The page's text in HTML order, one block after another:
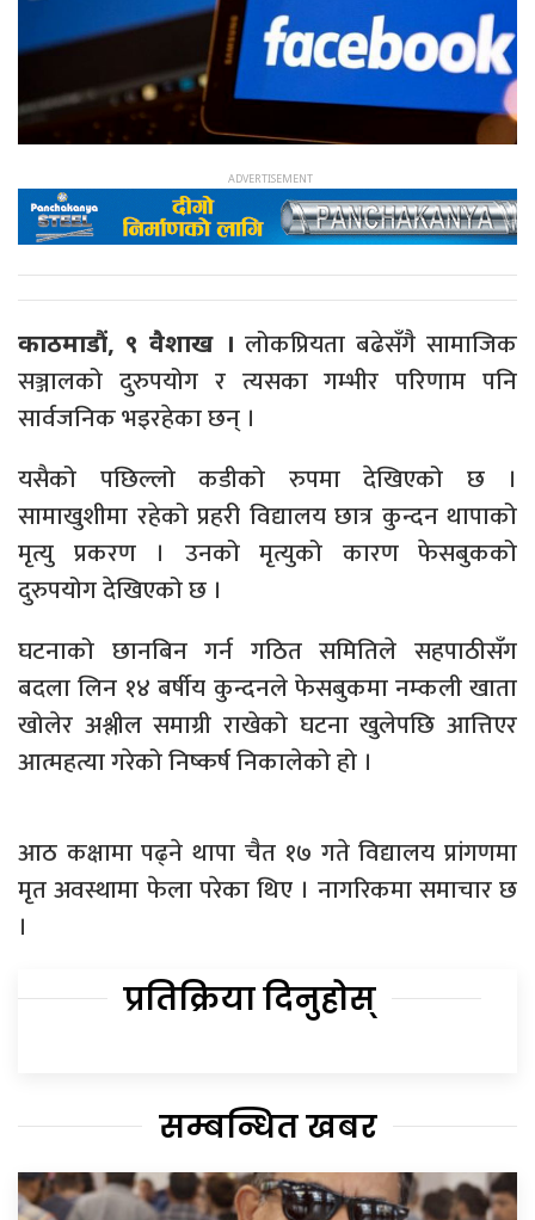
काठमाडौं, ९ वैशाख । लोकप्रियता बढेसँगै सामाजिक
सञ्जालको दुरुपयोग र त्यसका गम्भीर परिणाम पनि
सार्वजनिक भइरहेका छन् ।
यसैको पछिल्लो कडीको रुपमा देखिएको छ ।
सामाखुशीमा रहेको प्रहरी विद्यालय छात्र कुन्दन थापाको
मृत्यु प्रकरण । उनको मृत्युको कारण फेसबुकको
दुरुपयोग देखिएको छ ।
घटनाको छानबिन गर्न गठित समितिले सहपाठीसँग
बदला लिन १४ बर्षीय कुन्दनले फेसबुकमा नम्कली खाता
खोलेर अश्लील समाग्री राखेको घटना खुलेपछि आत्तिएर
आत्महत्या गरेको निष्कर्ष निकालेको हो ।
आठ कक्षामा पढ्ने थापा चैत १७ गते विद्यालय प्रांगणमा
मृत अवस्थामा फेला परेका थिए । नागरिकमा समाचार छ
।
प्रतिक्रिया दिनुहोस्
सम्बन्धित खबर